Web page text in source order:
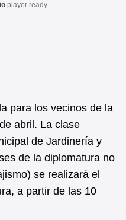
player ready...
para los vecinos de la
abril. La clase
de Jardinería y
de la diplomatura no
se realizará el
a partir de las 10